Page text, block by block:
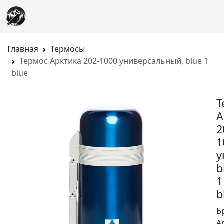
Главная
Термосы
Термос Арктика 202-1000 универсальный, blue 1
blue
1